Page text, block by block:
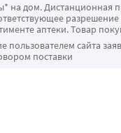
на дом. Дистанционная
аптеки. Товар
сайта
поставки